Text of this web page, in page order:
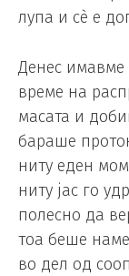
лупа и сè е
Денес
време на
масата и
бараше
ниту еден
ниту јас го
полесно да
тоа беше
во дел од